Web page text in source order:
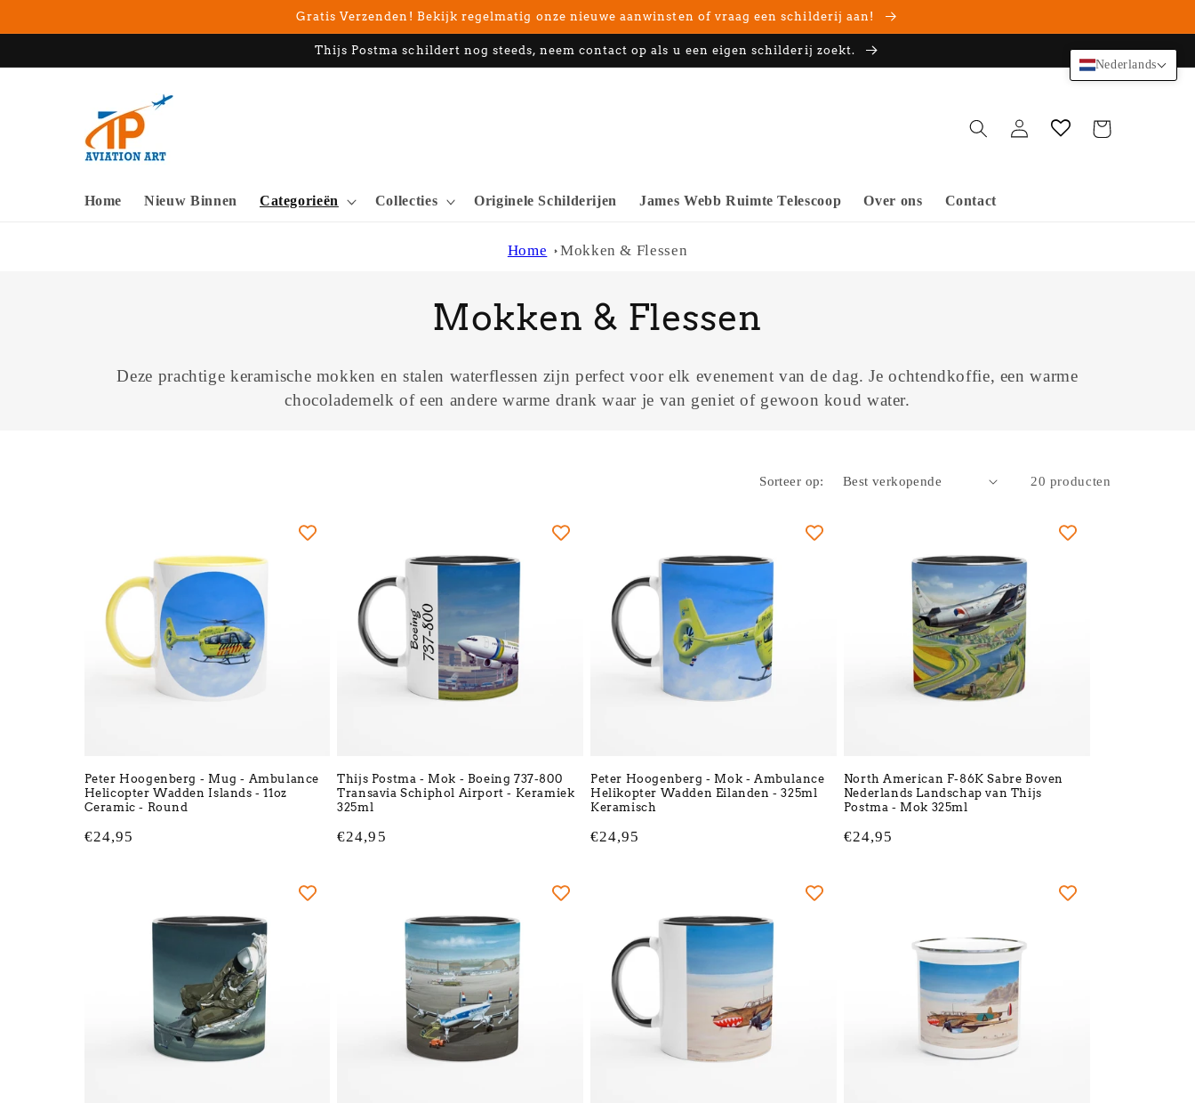
content
Gratis Verzenden! Bekijk regelmatig onze nieuwe aanwinsten of vraag een schilderij aan!
Thijs Postma schildert nog steeds, neem contact op als u een eigen schilderij zoekt.
Home Nieuw Binnen Categorieën Collecties Originele Schilderijen James Webb Ruimte Telescoop Over ons Contact
Inloggen Winkelwagen
Home Mokken & Flessen
C
o
l
c
t
i
e
Mokken & Flessen
Deze prachtige keramische mokken en stalen waterflessen zijn perfect voor elk evenement van de dag. Je ochtendkoffie, een warme
chocolademelk of een andere warme drank waar je van geniet of gewoon koud water.
Sorteer op: 20 producten
Peter Hoogenberg - Mug - Ambulance
Helicopter Wadden Islands - 11oz
Ceramic - Round
Normale
€24,95
Thijs Postma - Mok - Boeing 737-800
Transavia Schiphol Airport - Keramiek
325ml
Normale
€24,95
Peter Hoogenberg - Mok - Ambulance
Helikopter Wadden Eilanden - 325ml
Keramisch
Normale
€24,95
North American F-86K Sabre Boven
Nederlands Landschap van Thijs
Postma - Mok 325ml
Normale
€24,95
Nederlands